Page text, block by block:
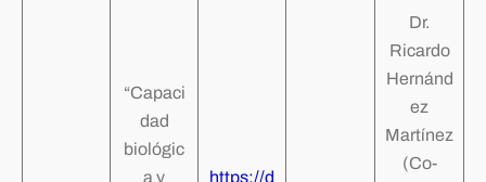
“Capaci
dad
biológic
a y
https://d
Dr.
Ricardo
Hernánd
ez
Martínez
(Co-